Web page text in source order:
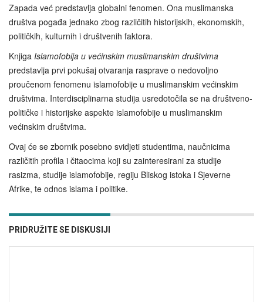
Zapada već predstavlja globalni fenomen. Ona muslimanska
društva pogađa jednako zbog različitih historijskih, ekonomskih,
političkih, kulturnih i društvenih faktora.
Knjiga Islamofobija u većinskim muslimanskim društvima
predstavlja prvi pokušaj otvaranja rasprave o nedovoljno
proučenom fenomenu islamofobije u muslimanskim većinskim
društvima. Interdisciplinarna studija usredotočila se na društveno-
političke i historijske aspekte islamofobije u muslimanskim
većinskim društvima.
Ovaj će se zbornik posebno svidjeti studentima, naučnicima
različitih profila i čitaocima koji su zainteresirani za studije
rasizma, studije islamofobije, regiju Bliskog istoka i Sjeverne
Afrike, te odnos islama i politike.
PRIDRUŽITE SE DISKUSIJI